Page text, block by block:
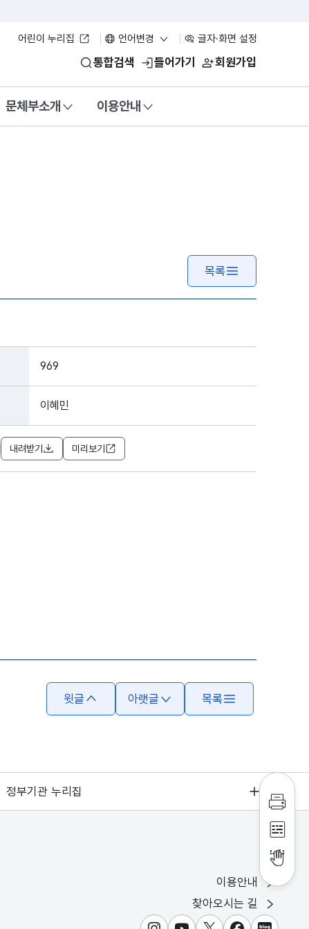
어린이 누리집 언어변경 글자·화면 설정
통합검색 들어가기 회원가입
문체부소개 이용안내
목록
969
이혜민
내려받기 미리보기
윗글 아랫글 목록
인쇄
점자
점자
정부기관 누리집
이용안내
찾아오시는 길